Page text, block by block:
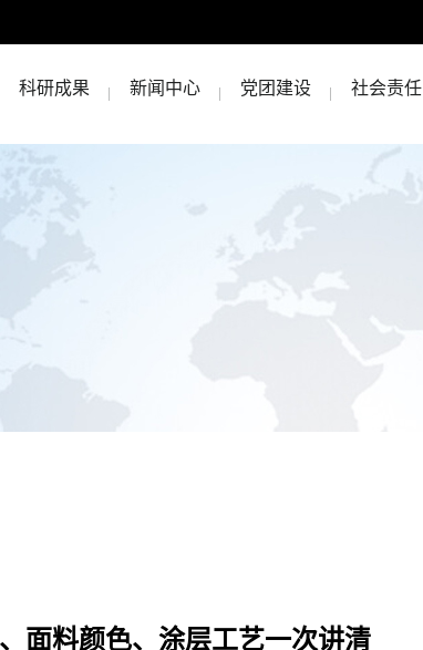
科研成果 新闻中心 党团建设 社会责任
面料颜色、涂层工艺一次讲清